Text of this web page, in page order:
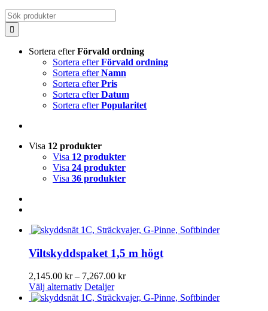
Sök
efter:
Sortera efterFörvald ordning
Sortera efterFörvald ordning
Sortera efterNamn
Sortera efterPris
Sortera efterDatum
Sortera efterPopularitet
Visa 12 produkter
Visa 12 produkter
Visa 24 produkter
Visa 36 produkter
Viltskyddspaket 1,5 m högt
2,145.00 kr – 7,267.00 krPrisintervall:
till
Välj alternativ Den
här
Detaljer